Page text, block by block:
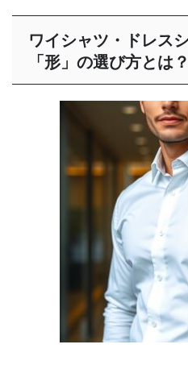
ワイシャツ・ドレス
「形」の選び方とは？